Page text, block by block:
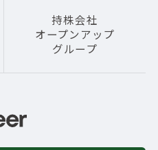
持株会社
オープンアップ
グループ